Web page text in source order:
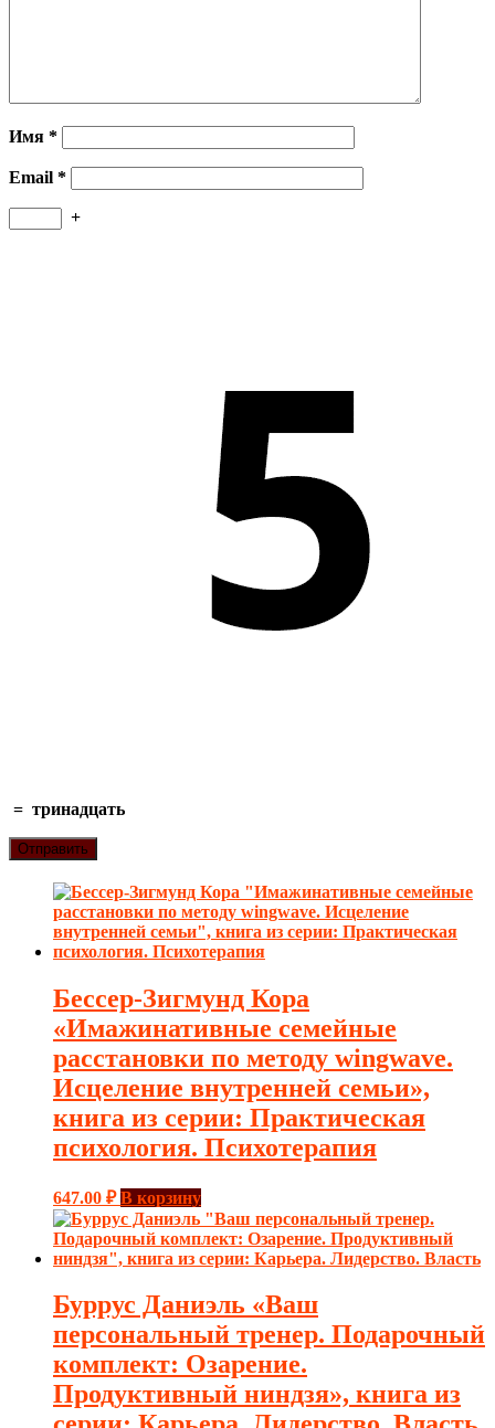
Имя *
Email *
+
= тринадцать
Бессер-Зигмунд Кора
«Имажинативные семейные
расстановки по методу wingwave.
Исцеление внутренней семьи»,
книга из серии: Практическая
психология. Психотерапия
647.00 ₽ В корзину
Буррус Даниэль «Ваш
персональный тренер. Подарочный
комплект: Озарение.
Продуктивный ниндзя», книга из